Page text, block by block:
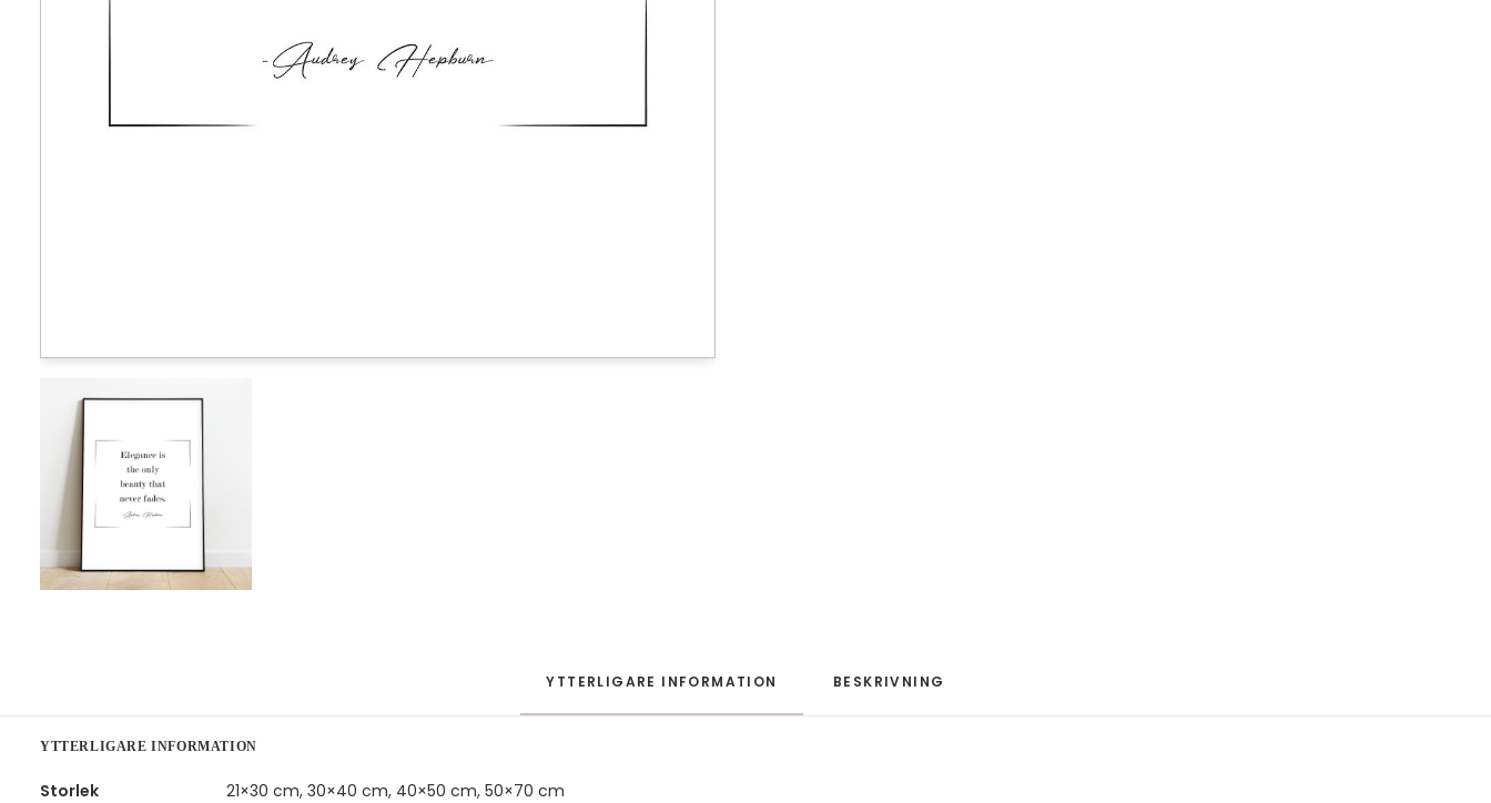
YTTERLIGARE INFORMATION BESKRIVNING
YTTERLIGARE INFORMATION
Storlek
21×30 cm, 30×40 cm, 40×50 cm, 50×70 cm